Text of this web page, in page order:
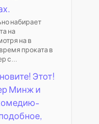
набирает
на
на в
проката в
с...
Этот!
Минж и